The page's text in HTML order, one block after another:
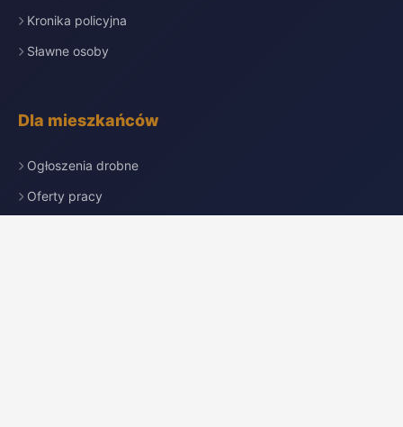
Kronika policyjna
Sławne osoby
Dla mieszkańców
Ogłoszenia drobne
Oferty pracy